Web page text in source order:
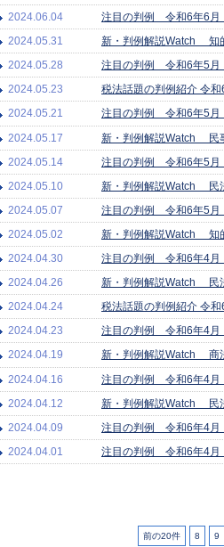
2024.06.04
注目の判例 令和6年6月
2024.05.31
新・判例解説Watch 知
2024.05.28
注目の判例 令和6年5月
2024.05.23
税法話題の判例紹介 令
2024.05.21
注目の判例 令和6年5月
2024.05.17
新・判例解説Watch 民
2024.05.14
注目の判例 令和6年5月
2024.05.10
新・判例解説Watch 民
2024.05.07
注目の判例 令和6年5月
2024.05.02
新・判例解説Watch 知
2024.04.30
注目の判例 令和6年4月
2024.04.26
新・判例解説Watch 民
2024.04.24
税法話題の判例紹介 令
2024.04.23
注目の判例 令和6年4月
2024.04.19
新・判例解説Watch 商
2024.04.16
注目の判例 令和6年4月
2024.04.12
新・判例解説Watch 民
2024.04.09
注目の判例 令和6年4月
2024.04.01
注目の判例 令和6年4月
前の20件 8 9